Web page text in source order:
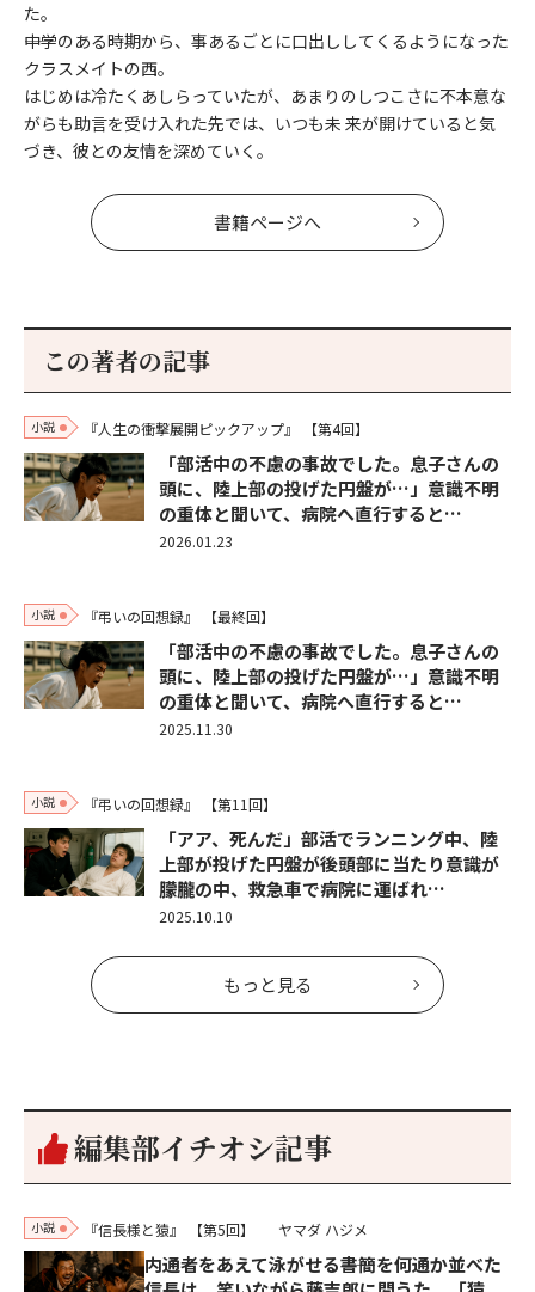
た。
――中学のある時期から、事あるごとに口出ししてくるようになった
クラスメイトの西。
はじめは冷たくあしらっていたが、あまりのしつこさに不本意な
がらも助言を受け入れた先では、いつも未 来が開けていると気
づき、彼との友情を深めていく。
書籍ページへ
この著者の記事
小説 『人生の衝撃展開ピックアップ』 【第4回】
「部活中の不慮の事故でした。息子さんの
頭に、陸上部の投げた円盤が…」意識不明
の重体と聞いて、病院へ直行すると…
2026.01.23
小説 『弔いの回想録』 【最終回】
「部活中の不慮の事故でした。息子さんの
頭に、陸上部の投げた円盤が…」意識不明
の重体と聞いて、病院へ直行すると…
2025.11.30
小説 『弔いの回想録』 【第11回】
「アア、死んだ」部活でランニング中、陸
上部が投げた円盤が後頭部に当たり意識が
朦朧の中、救急車で病院に運ばれ…
2025.10.10
もっと見る
編集部イチオシ記事
小説 『信長様と猿』 【第5回】 ヤマダ ハジメ
内通者をあえて泳がせる――書簡を何通か並べた